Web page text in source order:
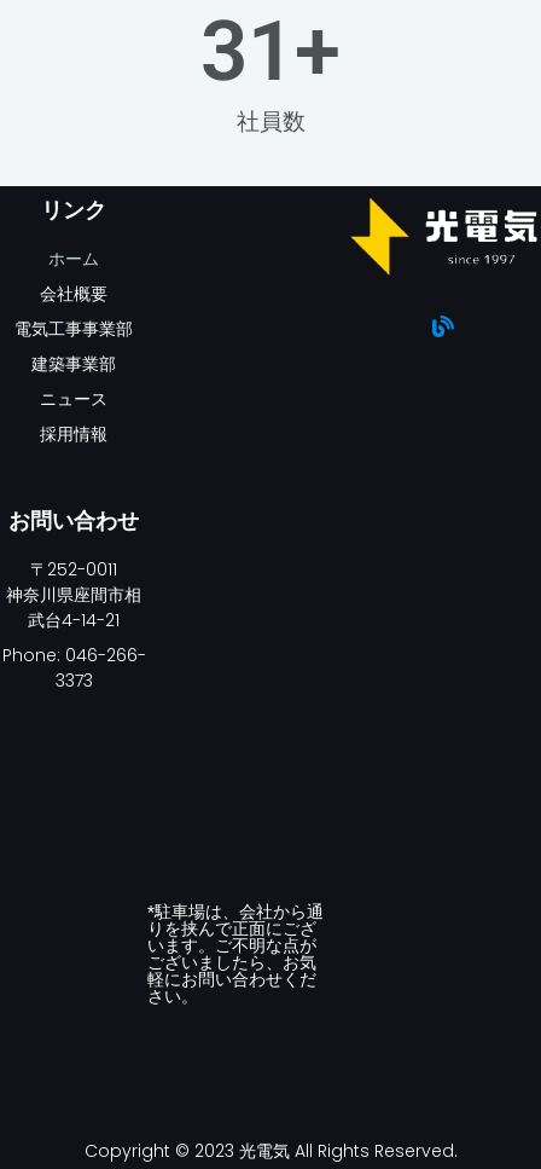
社員数
32+
リンク
ホーム
会社概要
電気工事事業部
建築事業部
ニュース
採用情報
お問い合わせ
〒252-0011
神奈川県座間市相
武台4-14-21
Phone: 046-266-
3373
*駐車場は、会社から通
りを挟んで正面にござ
います。ご不明な点が
ございましたら、お気
軽にお問い合わせくだ
さい。
Copyright © 2023 光電気 All Rights Reserved.